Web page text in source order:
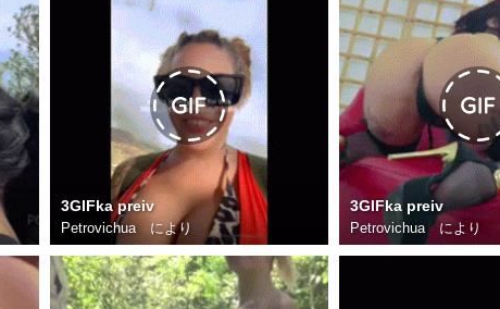
3GIFka preiv
Petrovichuaにより
3GIFka preiv
Petrovichuaにより